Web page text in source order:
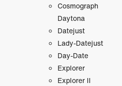
Cosmograph
Daytona
Datejust
Lady‑Datejust
Day‑Date
Explorer
Explorer II